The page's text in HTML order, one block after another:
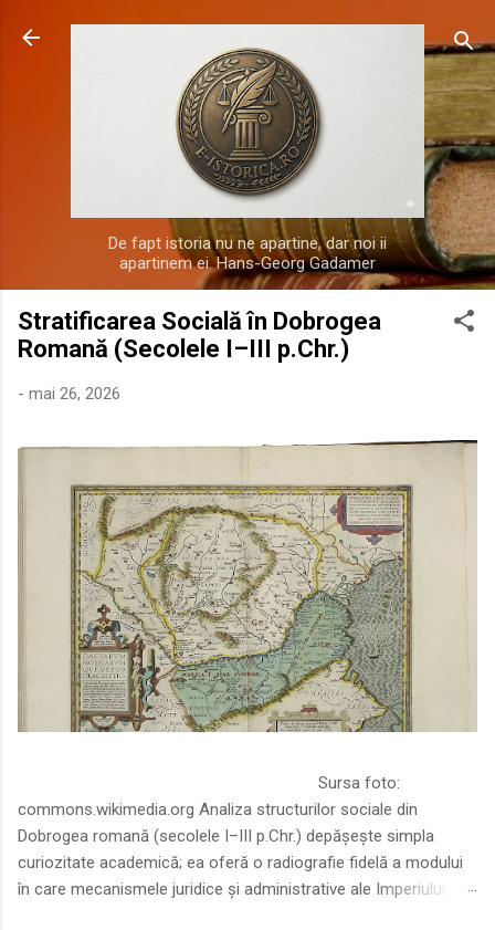
Treceți la conținutul principal
De fapt istoria nu ne apartine, dar noi ii
apartinem ei. Hans-Georg Gadamer
Stratificarea Socială în Dobrogea
Romană (Secolele I–III p.Chr.)
- mai 26, 2026
Sursa foto:
commons.wikimedia.org Analiza structurilor sociale din
Dobrogea romană (secolele I–III p.Chr.) depășește simpla
curiozitate academică; ea oferă o radiografie fidelă a modului
în care mecanismele juridice și administrative ale Imperiului